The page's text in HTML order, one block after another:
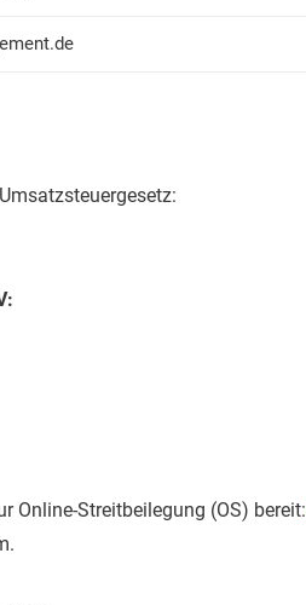
Online-Streitbeilegung (OS) bereit: